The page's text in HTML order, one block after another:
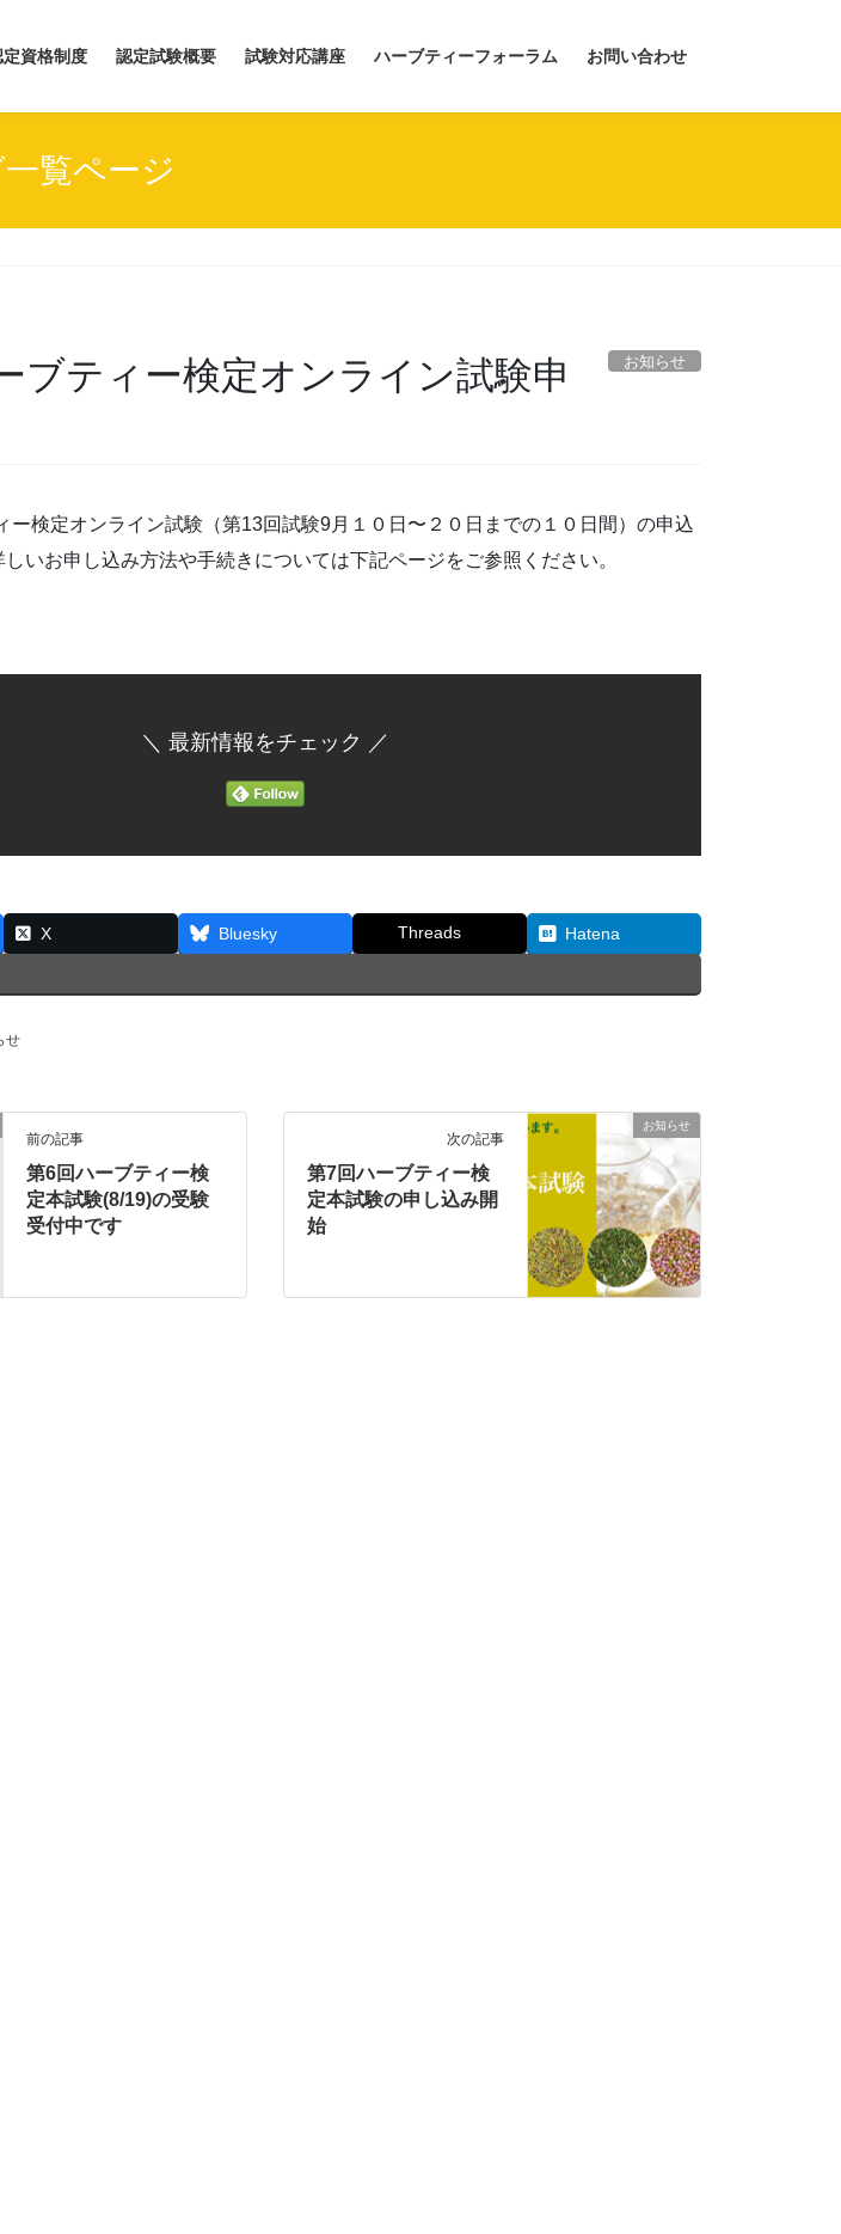
定資格制度 認定試験概要 試験対応講座 ハーブティーフォーラム お問い合わせ
覧ページ
お知らせ
ブティー検定オンライン試験申
ー検定オンライン試験（第13回試験9月１０日〜２０日までの１０日間）の申込
いお申し込み方法や手続きについては下記ページをご参照ください。
＼ 最新情報をチェック ／
X Bluesky Threads Hatena
せ
前の記事
第6回ハーブティー検
定本試験(8/19)の受験
受付中です
お知らせ
次の記事
第7回ハーブティー検
定本試験の申し込み開
始